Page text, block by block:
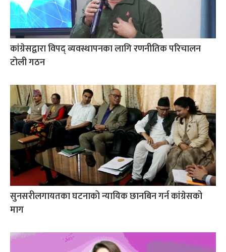
कांग्रेसद्वारा विपद् व्यवस्थापनका लागि रणनीतिक परिचालन
टोली गठन
सुनसरीलगायतका घटनाको न्यायिक छानबिन गर्न कांग्रेसको
माग